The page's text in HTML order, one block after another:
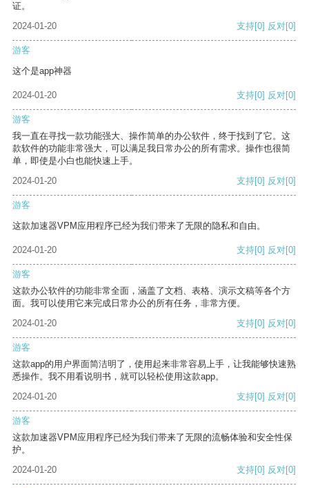
证。
2024-01-20
支持[0] 反对[0]
游客
这个是app神器
2024-01-20 支持[0] 反对[0]
游客
我一直在寻找一款功能强大、操作简单的办公软件，终于找到了它。这
款软件的功能非常强大，可以满足我日常办公的所有需求。操作也很简
单，即使是小白也能快速上手。
2024-01-20
支持[0] 反对[0]
游客
这款加速器VPM应用程序已经为我们带来了无限的隐私和自由。
2024-01-20 支持[0] 反对[0]
游客
这款办公软件的功能非常全面，涵盖了文档、表格、演示文稿等各个方
面。我可以使用它来完成日常办公的所有任务，非常方便。
2024-01-20
支持[0] 反对[0]
游客
这款app的用户界面简洁明了，使用起来非常容易上手，让我能够快速熟
悉操作。我不用看说明书，就可以轻松使用这款app。
2024-01-20
支持[0] 反对[0]
游客
这款加速器VPM应用程序已经为我们带来了无限的流畅体验和安全性保
护。
2024-01-20
支持[0] 反对[0]